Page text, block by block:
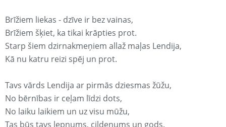
Brīžiem liekas - dzīve ir bez vainas,
Brīžiem šķiet, ka tikai krāpties prot.
Starp šiem dzirnakmeņiem allaž maļas Lendija,
Kā nu katru reizi spēj un prot.
Tavs vārds Lendija ar pirmās dziesmas žūžu,
No bērnības ir ceļam līdzi dots,
No laiku laikiem un uz visu mūžu,
Tas būs tavs lepnums, cildenums un gods.